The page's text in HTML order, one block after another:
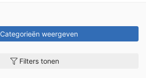
Categorieën weergeven
Filters tonen